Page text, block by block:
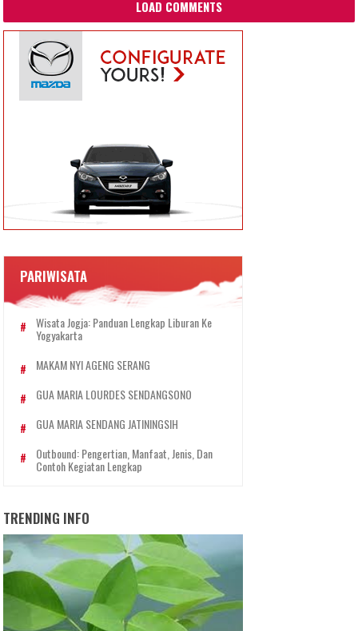
LOAD COMMENTS
PARIWISATA
Wisata Jogja: Panduan Lengkap Liburan Ke
Yogyakarta
MAKAM NYI AGENG SERANG
GUA MARIA LOURDES SENDANGSONO
GUA MARIA SENDANG JATININGSIH
Outbound: Pengertian, Manfaat, Jenis, Dan
Contoh Kegiatan Lengkap
TRENDING INFO